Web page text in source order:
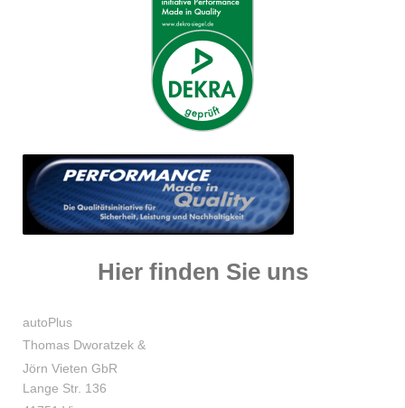
Hier finden Sie uns
autoPlus
Thomas Dworatzek &
Jörn Vieten GbR
Lange Str. 136